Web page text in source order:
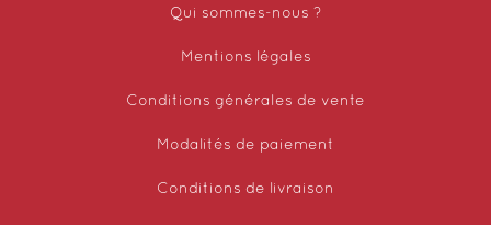
Qui sommes-nous ?
Mentions légales
Conditions générales de vente
Modalités de paiement
Conditions de livraison